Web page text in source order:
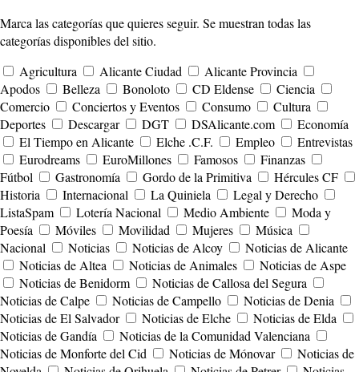
Marca las categorías que quieres seguir. Se muestran todas las
categorías disponibles del sitio.
Agricultura
Alicante Ciudad
Alicante Provincia
Apodos
Belleza Bonoloto CD Eldense
Ciencia
Comercio
Conciertos y Eventos Consumo
Cultura
Deportes
Descargar DGT DSAlicante.com
Economía
El Tiempo en Alicante
Elche .C.F. Empleo
Entrevistas
Eurodreams
EuroMillones Famosos
Finanzas
Fútbol
Gastronomía Gordo de la Primitiva
Hércules CF
Historia
Internacional La Quiniela
Legal y Derecho
ListaSpam
Lotería Nacional Medio Ambiente
Moda y
Poesía
Móviles Movilidad Mujeres
Música
Nacional
Noticias Noticias de Alcoy
Noticias de Alicante
Noticias de Altea
Noticias de Animales
Noticias de Aspe
Noticias de Benidorm
Noticias de Callosa del Segura
Noticias de Calpe
Noticias de Campello
Noticias de Denia
Noticias de El Salvador
Noticias de Elche
Noticias de Elda
Noticias de Gandía
Noticias de la Comunidad Valenciana
Noticias de Monforte del Cid
Noticias de Mónovar
Noticias de